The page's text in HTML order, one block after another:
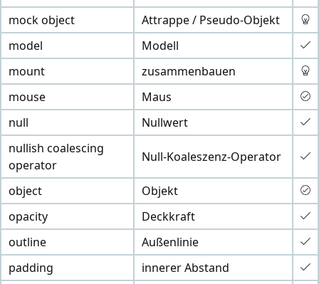
mock object
Attrappe / Pseudo-Objekt
model
Modell
mount
zusammenbauen
mouse
Maus
null
Nullwert
nullish coalescing
operator
Null-Koaleszenz-Operator
object
Objekt
opacity
Deckkraft
outline
Außenlinie
padding
innerer Abstand